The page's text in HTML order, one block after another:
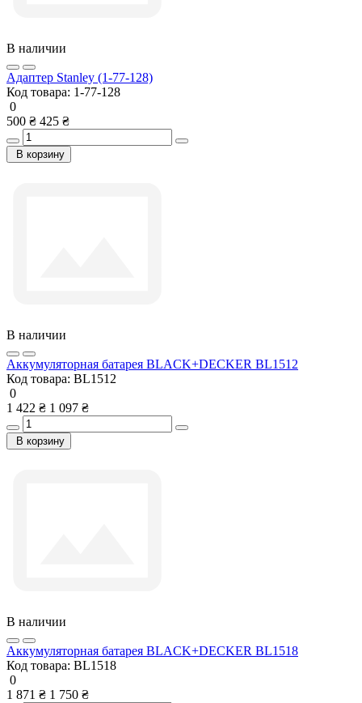
В наличии
Адаптер Stanley (1-77-128)
Код товара: 1-77-128
0
500 ₴ 425 ₴
В корзину
В наличии
Аккумуляторная батарея BLACK+DECKER BL1512
Код товара: BL1512
0
1 422 ₴ 1 097 ₴
В корзину
В наличии
Аккумуляторная батарея BLACK+DECKER BL1518
Код товара: BL1518
0
1 871 ₴ 1 750 ₴